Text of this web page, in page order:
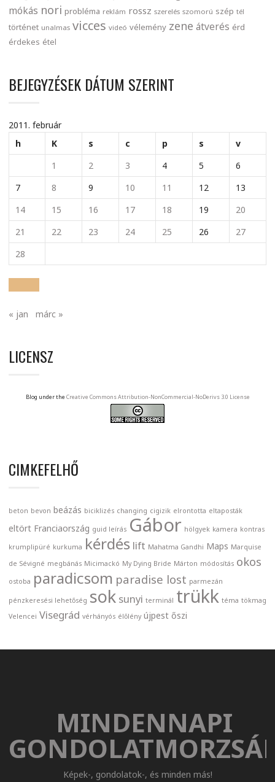
mókás nori probléma reklám rossz szerelés szomorú szép tél
történet unalmas vicces videó vélemény zene átverés érd
érdekes étel
BEJEGYZÉSEK DÁTUM SZERINT
2011. február
h
K s c p s
v
1
2 3 4 5
6
7
8 9 10 11 12
13
14
15 16 17 18 19
20
21
22 23 24 25 26
27
28
« jan márc »
LICENSZ
Blog under the Creative Commons Attribution-NonCommercial-NoDerivs 3.0 License
CIMKEFELHŐ
beton bevon beázás biciklizés changing cigizik elrontotta eltaposták
eltört Franciaország guid leírás Gábor hölgyek kamera kontras
krumplipüré kurkuma kérdés lift Mahatma Gandhi Maps Marquise
de Sévigné megbánás Micimackó My Dying Bride Márton módosítás okos
ostoba paradicsom paradise lost parmezán
pénzkeresési lehetőség sok sunyi terminál trükk téma tökmag
Velencei Visegrád vérhányós élőlény újpest őszi
MINDENNAPI
Képek-, gondolatok-, és minden más!